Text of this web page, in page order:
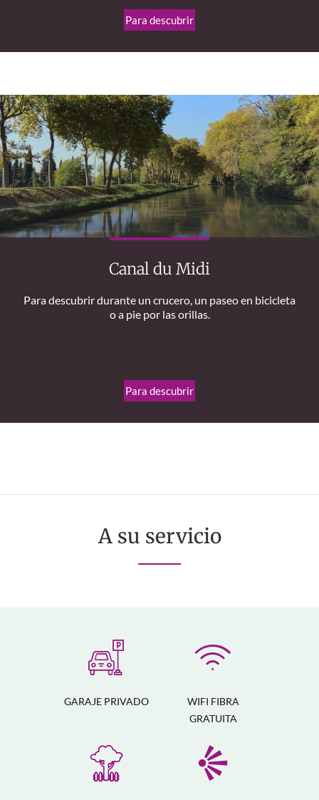
Para descubrir
Canal du Midi
Para descubrir durante un crucero, un paseo en bicicleta
o a pie por las orillas.
Para descubrir
A su servicio
GARAJE PRIVADO
WIFI FIBRA
GRATUITA